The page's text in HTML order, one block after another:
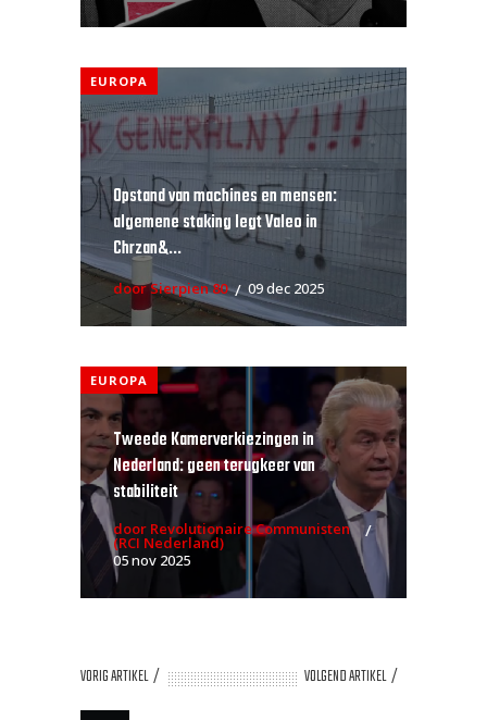
EUROPA
Opstand van machines en mensen:
algemene staking legt Valeo in
Chrzan&...
door Sierpien 80 09 dec 2025
EUROPA
Tweede Kamerverkiezingen in
Nederland: geen terugkeer van
stabiliteit
door Revolutionaire Communisten
(RCI Nederland)
05 nov 2025
VORIG ARTIKEL VOLGEND ARTIKEL